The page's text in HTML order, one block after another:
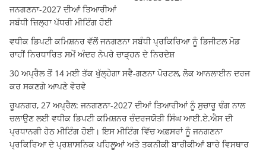
ਜਨਗਣਨਾ-2027 ਦੀਆਂ ਤਿਆਰੀਆਂ
ਸਬੰਧੀ ਜ਼ਿਲ੍ਹਾ ਪੱਧਰੀ ਮੀਟਿੰਗ ਹੋਈ
ਵਧੀਕ ਡਿਪਟੀ ਕਮਿਸ਼ਨਰ ਵੱਲੋਂ ਜਨਗਣਨਾ ਸਬੰਧੀ ਪ੍ਰਕਿਰਿਆ ਨੂੰ ਡਿਜੀਟਲ ਮੋਡ
ਰਾਹੀਂ ਨਿਰਧਾਰਿਤ ਸਮੇਂ ਅੰਦਰ ਨੇਪਰੇ ਚਾੜ੍ਹਨ ਦੇ ਨਿਰਦੇਸ਼
30 ਅਪ੍ਰੈਲ ਤੋਂ 14 ਮਈ ਤੱਕ ਖੁੱਲ੍ਹੇਗਾ ਸਵੈ-ਗਣਨਾ ਪੋਰਟਲ, ਲੋਕ ਆਨਲਾਈਨ ਦਰਜ
ਕਰ ਸਕਣਗੇ ਆਪਣੇ ਵੇਰਵੇ
ਰੂਪਨਗਰ, 27 ਅਪ੍ਰੈਲ: ਜਨਗਣਨਾ-2027 ਦੀਆਂ ਤਿਆਰੀਆਂ ਨੂੰ ਸੁਚਾਰੂ ਢੰਗ ਨਾਲ
ਚਲਾਉਣ ਲਈ ਵਧੀਕ ਡਿਪਟੀ ਕਮਿਸ਼ਨਰ ਚੰਦਰਜਯੋਤੀ ਸਿੰਘ ਆਈ.ਏ.ਐਸ ਦੀ
ਪ੍ਰਧਾਨਗੀ ਹੇਠ ਮੀਟਿੰਗ ਹੋਈ। ਇਸ ਮੀਟਿੰਗ ਵਿੱਚ ਅਫ਼ਸਰਾਂ ਨੂੰ ਜਨਗਣਨਾ
ਪ੍ਰਕਿਰਿਆ ਦੇ ਪ੍ਰਸ਼ਾਸਨਿਕ ਪਹਿਲੂਆਂ ਅਤੇ ਤਕਨੀਕੀ ਬਾਰੀਕੀਆਂ ਬਾਰੇ ਵਿਸਥਾਰ